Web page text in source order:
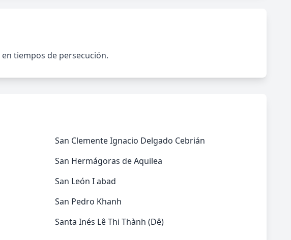
tiempos de persecución.
San Clemente Ignacio Delgado Cebrián
San Hermágoras de Aquilea
San León I abad
San Pedro Khanh
Santa Inés Lê Thi Thành (Dê)